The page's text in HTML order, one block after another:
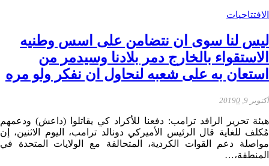
الافتتاحيات
ليس لنا سوى ان نتضامن على اسس وطنيه
الاستقواء بالخارج دمر بلادنا وسيدمر من
استعان به على شعبه لنحاول ان نفكر ولو مره
أكتوبر 9, 2019 0
هيئة تحرير الرافد ترامب: دفعنا للأكراد كي يقاتلوا (داعش) ودعمهم
مُكلف للغاية قال الرئيس الأميركي دونالد ترامب، اليوم الاثنين، إن
مواصلة دعم القوات الكردية، المتحالفة مع الولايات المتحدة في
المنطقة،…